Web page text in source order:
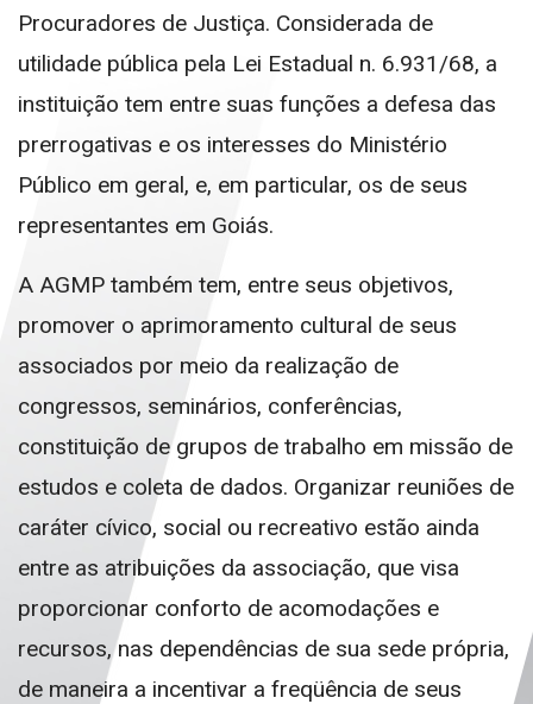
Procuradores de Justiça. Considerada de
utilidade pública pela Lei Estadual n. 6.931/68, a
instituição tem entre suas funções a defesa das
prerrogativas e os interesses do Ministério
Público em geral, e, em particular, os de seus
representantes em Goiás.
A AGMP também tem, entre seus objetivos,
promover o aprimoramento cultural de seus
associados por meio da realização de
congressos, seminários, conferências,
constituição de grupos de trabalho em missão de
estudos e coleta de dados. Organizar reuniões de
caráter cívico, social ou recreativo estão ainda
entre as atribuições da associação, que visa
proporcionar conforto de acomodações e
recursos, nas dependências de sua sede própria,
de maneira a incentivar a freqüência de seus